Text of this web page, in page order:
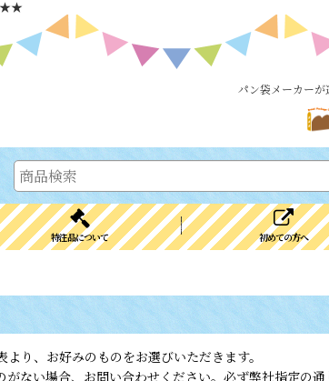
パン袋メーカー
特注品について 初めての方へ
り、お好みのものをお選びいただきます。
ない場合、お問い合わせください。必ず弊社指定の